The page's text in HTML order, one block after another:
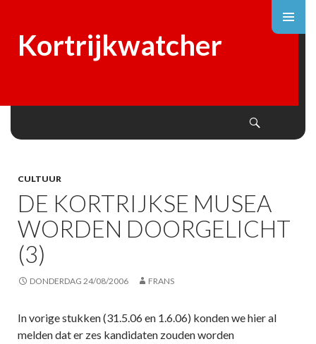
Kortrijkwatcher
CULTUUR
DE KORTRIJKSE MUSEA
WORDEN DOORGELICHT
(3)
DONDERDAG 24/08/2006 FRANS
In vorige stukken (31.5.06 en 1.6.06) konden we hier al
melden dat er zes kandidaten zouden worden